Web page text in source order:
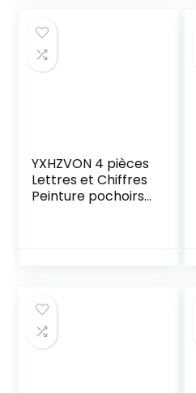
de bière pour
Peinture
YXHZVON 4 pièces
Lettres et Chiffres
Peinture pochoirs,
Peinture Artisanat
Journal Photo